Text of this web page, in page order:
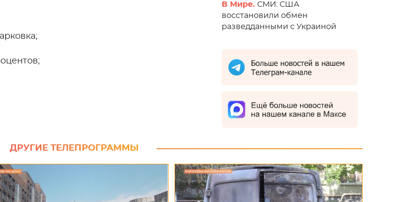
В Мире. СМИ: США
восстановили обмен
разведданными с Украиной
ДРУГИЕ ТЕЛЕПРОГРАММЫ